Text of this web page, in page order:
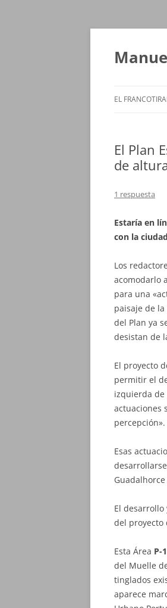
Saltar
EL
El Plan
de
1 respuesta
Estaría en
con la ciudad
Los
acomodarlo
para una
paisaje de
del Plan ya
desistan de
El proyecto
permitir el
izquierda de
actuaciones
percepción».
Esas
El
del proyecto
Esta Área P-1
del Muelle
tinglados
aparece